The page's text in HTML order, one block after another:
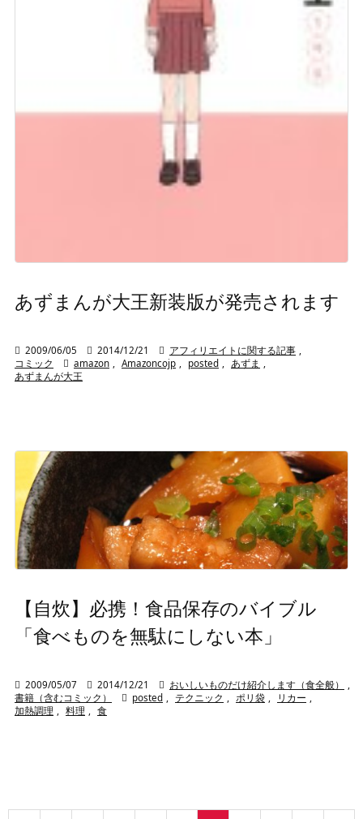
あずまんが大王新装版が発売されます
 2009/06/05  2014/12/21  アフィリエイトに関する記事 ,
コミック
 amazon , Amazoncojp , posted , あずま ,
あずまんが大王
【自炊】必携！食品保存のバイブル
「食べものを無駄にしない本」
 2009/05/07  2014/12/21  おいしいものだけ紹介します（食全般）
,
書籍（含むコミック）
 posted , テクニック , ポリ袋 , リカー ,
加熱調理 , 料理 , 食